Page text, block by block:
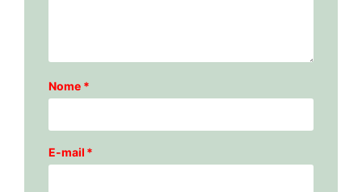
Nome *
E-mail *